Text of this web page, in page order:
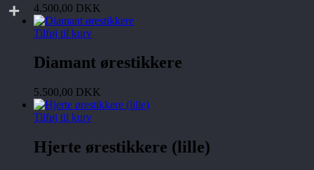
4.500,00 DKK
Tilføj til kurv
Diamant ørestikkere
5.500,00 DKK
Tilføj til kurv
Hjerte ørestikkere (lille)